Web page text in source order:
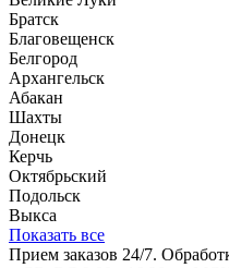
Братск
Благовещенск
Белгород
Архангельск
Абакан
Шахты
Донецк
Керчь
Октябрьский
Подольск
Выкса
Показать все
Прием заказов 24/7.